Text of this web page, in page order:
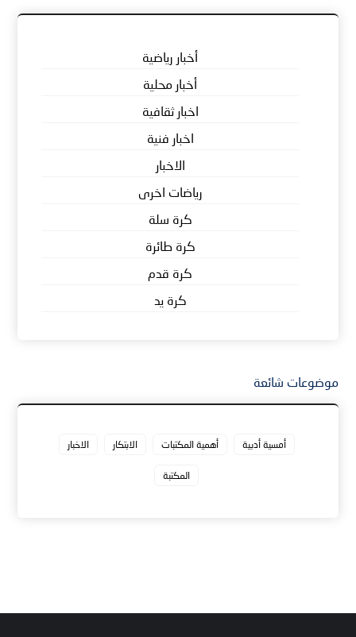
أخبار رياضية
أخبار محلية
اخبار ثقافية
اخبار فنية
الاخبار
رياضات اخرى
كرة سلة
كرة طائرة
كرة قدم
كرة يد
موضوعات شائعة
أمسية أدبية أهمية المكتبات الابتكار الاخبار
المكتبة